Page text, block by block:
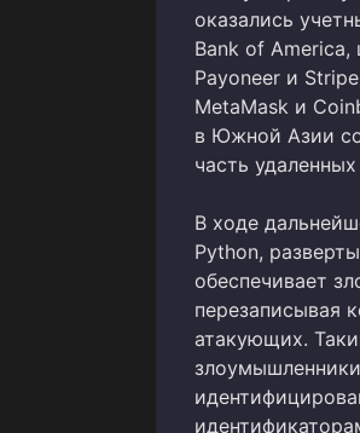
оказались
Bank of America,
Payoneer и
MetaMask и
в Южной Азии
часть
В ходе
Python,
обеспечивает
перезаписывая
атакующих.